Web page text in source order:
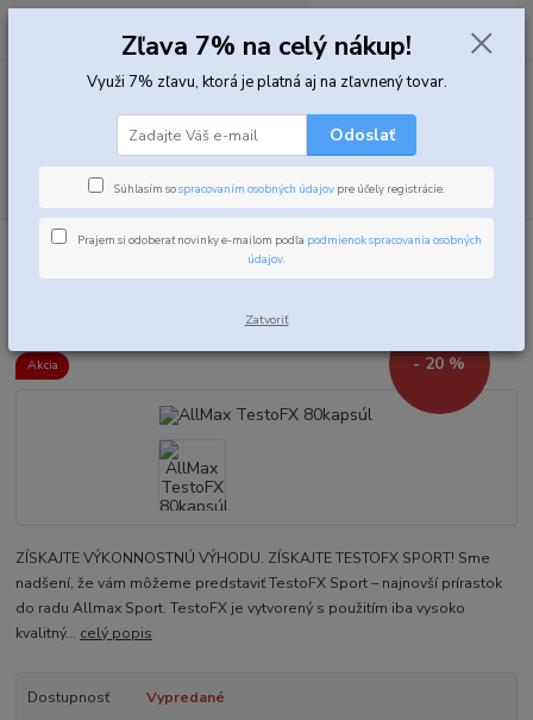
Hľadať
0,00 EUR
Podpora testosterónu Komplexné testosterón boostre
AllMax
AllMax TestoFX 80kapsúl
Akcia - 20 %
ZÍSKAJTE VÝKONNOSTNÚ VÝHODU. ZÍSKAJTE TESTOFX SPORT! Sme
nadšení, že vám môžeme predstaviť TestoFX Sport – najnovší prírastok
do radu Allmax Sport. TestoFX je vytvorený s použitím iba vysoko
kvalitný... celý popis
Dostupnosť
Vypredané
Zľava 7% na celý nákup!
Využi 7% zľavu, ktorá je platná aj na zľavnený tovar.
Odoslať
Súhlasím sospracovaním osobných údajov pre účely registrácie.
Prajem si odoberať novinky e-mailom podľa podmienok spracovania osobných
údajov.
Zatvoriť